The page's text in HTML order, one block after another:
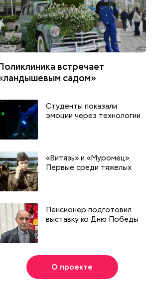
звезд и
день
какие праздники
и мире 7
встречает
садом»
Студенты показали
эмоции через технологии
«Витязь» и «Муромец».
Первые среди тяжелых
Пенсионер подготовил
выставку ко Дню Победы
О проекте